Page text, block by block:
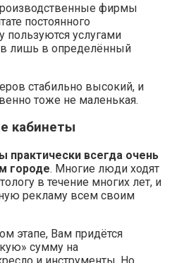
фирмы
постоянного
пользуются услугами
лишь в определённый
стабильно высокий, и
тоже не маленькая.
кабинеты
практически всегда очень
городе. Многие люди ходят
в течение многих лет, и
рекламу всем своим
этапе, Вам придётся
сумму на